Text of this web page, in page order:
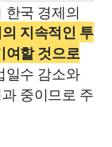
한국 경제의
지속적인 투
여할 것으로
일수 감소와
중이므로 주